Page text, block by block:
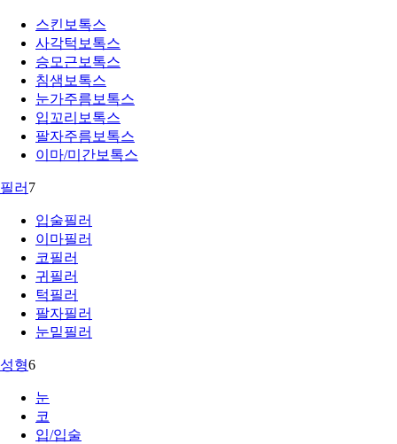
스킨보톡스
사각턱보톡스
승모근보톡스
침샘보톡스
눈가주름보톡스
입꼬리보톡스
팔자주름보톡스
이마/미간보톡스
필러 7
입술필러
이마필러
코필러
귀필러
턱필러
팔자필러
눈밑필러
성형6
눈
코
입/입술